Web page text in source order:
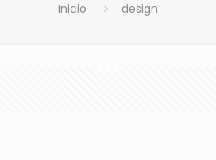
Inicio design